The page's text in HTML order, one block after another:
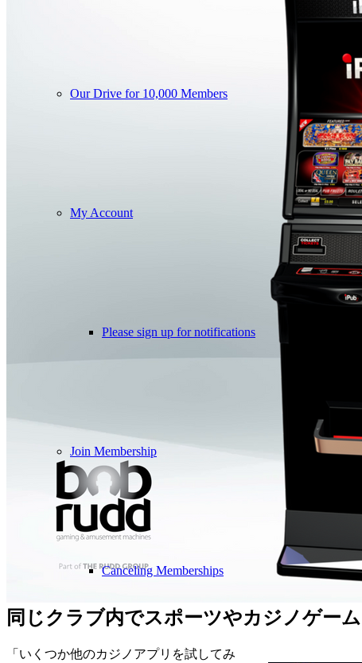
Our Drive for 10,000 Members
My Account
Please sign up for notifications
Join Membership
Canceling Memberships
同じクラブ内でスポーツやカジノゲー
「いくつか他のカジノアプリを試してみ